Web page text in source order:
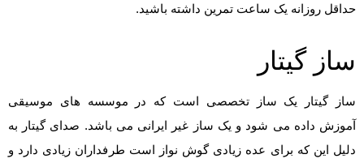
حداقل روزانه یک ساعت تمرین داشته باشید.
ساز گیتار
ساز گیتار یک ساز تخصصی است که در موسسه های موسیقی
آموزش داده می شود و یک ساز غیر ایرانی می باشد. صدای گیتار به
دلیل این که برای عده زیادی گوش نواز است طرفداران زیادی دارد و